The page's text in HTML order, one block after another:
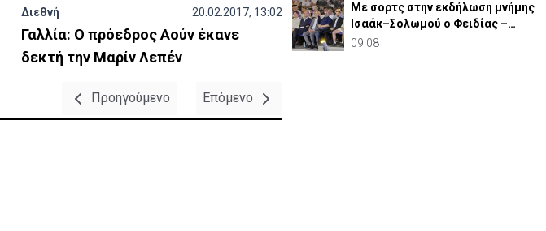
Διεθνή 20.02.2017, 13:02
Γαλλία: Ο πρόεδρος Αούν έκανε
δεκτή την Μαρίν Λεπέν
Προηγούμενο Επόμενο
Με σορτς στην εκδήλωση μνήμης
Ισαάκ–Σολωμού ο Φειδίας –
Έντονες αντιδράσεις
09:08